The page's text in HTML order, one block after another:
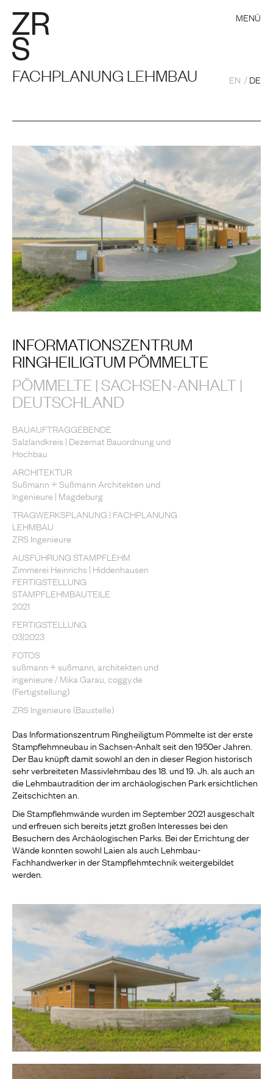
FACHPLANUNG LEHMBAU
MENÜ
EN DE
INFORMATIONSZENTRUM
RINGHEILIGTUM PÖMMELTE
PÖMMELTE | SACHSEN-ANHALT |
DEUTSCHLAND
BAUAUFTRAGGEBENDE
Salzlandkreis | Dezernat Bauordnung und
Hochbau
ARCHITEKTUR
Sußmann + Sußmann Architekten und
Ingenieure | Magdeburg
TRAGWERKSPLANUNG | FACHPLANUNG
LEHMBAU
ZRS Ingenieure
AUSFÜHRUNG STAMPFLEHM
Zimmerei Heinrichs | Hiddenhausen
FERTIGSTELLUNG
STAMPFLEHMBAUTEILE
2021
FERTIGSTELLUNG
03|2023
FOTOS
sußmann + sußmann, architekten und
ingenieure / Mika Garau, coggy.de
(Fertigstellung)
ZRS Ingenieure (Baustelle)
Das Informationszentrum Ringheiligtum Pömmelte ist der erste
Stampflehmneubau in Sachsen-Anhalt seit den 1950er Jahren.
Der Bau knüpft damit sowohl an den in dieser Region historisch
sehr verbreiteten Massivlehmbau des 18. und 19. Jh. als auch an
die Lehmbautradition der im archäologischen Park ersichtlichen
Zeitschichten an.
Die Stampflehmwände wurden im September 2021 ausgeschalt
und erfreuen sich bereits jetzt großen Interesses bei den
Besuchern des Archäologischen Parks. Bei der Errichtung der
Wände konnten sowohl Laien als auch Lehmbau-
Fachhandwerker in der Stampflehmtechnik weitergebildet
werden.